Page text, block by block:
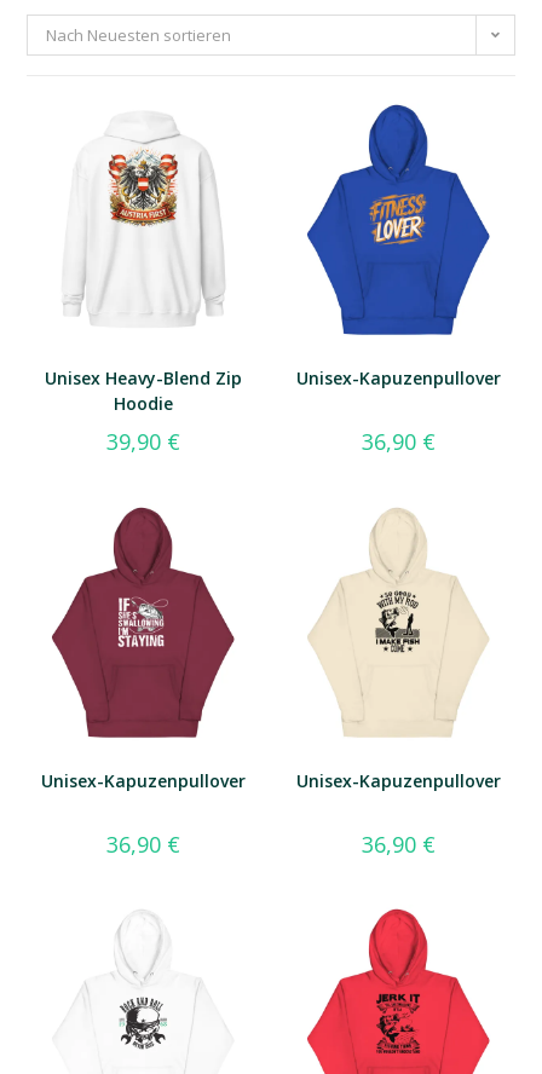
Nach Neuesten sortieren
Unisex Heavy-Blend Zip
Hoodie
39,90 €
Unisex-Kapuzenpullover
36,90 €
Unisex-Kapuzenpullover
36,90 €
Unisex-Kapuzenpullover
36,90 €